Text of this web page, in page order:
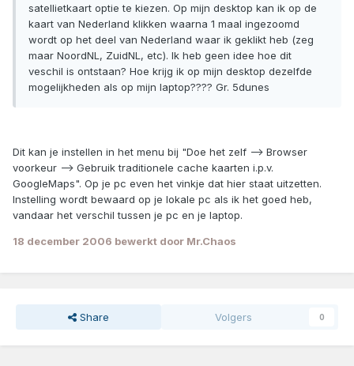
satellietkaart optie te kiezen. Op mijn desktop kan ik op de
kaart van Nederland klikken waarna 1 maal ingezoomd
wordt op het deel van Nederland waar ik geklikt heb (zeg
maar NoordNL, ZuidNL, etc). Ik heb geen idee hoe dit
veschil is ontstaan? Hoe krijg ik op mijn desktop dezelfde
mogelijkheden als op mijn laptop???? Gr. 5dunes
Dit kan je instellen in het menu bij "Doe het zelf --> Browser
voorkeur --> Gebruik traditionele cache kaarten i.p.v.
GoogleMaps". Op je pc even het vinkje dat hier staat uitzetten.
Instelling wordt bewaard op je lokale pc als ik het goed heb,
vandaar het verschil tussen je pc en je laptop.
18 december 2006 bewerkt door Mr.Chaos
Share Volgers 0